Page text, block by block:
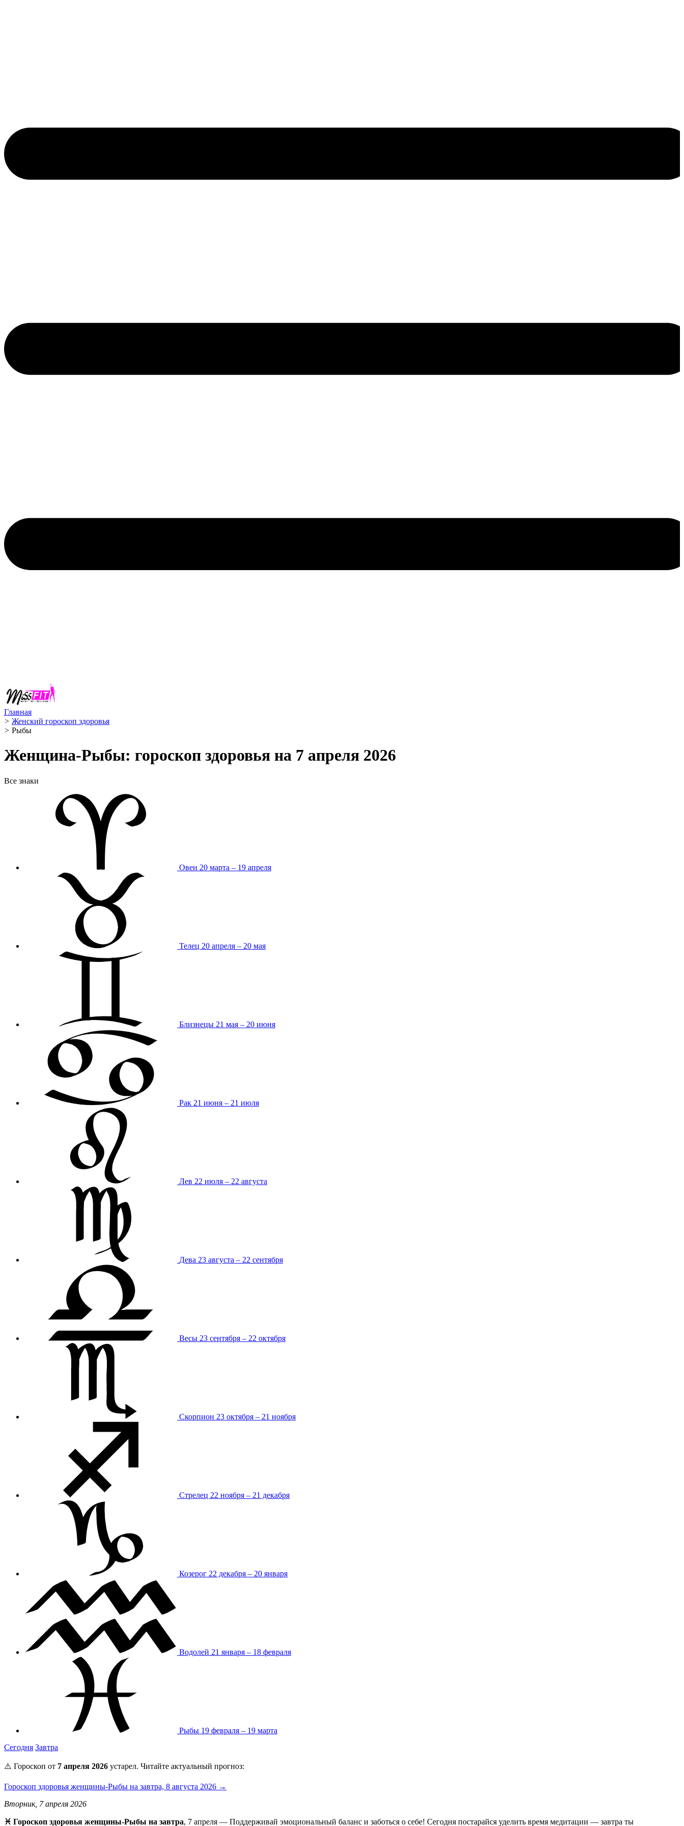
Главная
> Женский гороскоп здоровья
> Рыбы ️
Женщина-Рыбы: гороскоп здоровья на 7 апреля 2026
Все знаки
Овен 20 марта – 19 апреля
Телец 20 апреля – 20 мая
Близнецы 21 мая – 20 июня
Рак 21 июня – 21 июля
Лев 22 июля – 22 августа
Дева 23 августа – 22 сентября
Весы 23 сентября – 22 октября
Скорпион 23 октября – 21 ноября
Стрелец 22 ноября – 21 декабря
Козерог 22 декабря – 20 января
Водолей 21 января – 18 февраля
Рыбы 19 февраля – 19 марта
Сегодня Завтра
⚠️ Гороскоп от 7 апреля 2026 устарел. Читайте актуальный прогноз:
Гороскоп здоровья женщины-Рыбы на завтра, 8 августа 2026 →
Вторник, 7 апреля 2026
♓️ Гороскоп здоровья женщины-Рыбы на завтра, 7 апреля — Поддерживай эмоциональный баланс и заботься о себе! Сегодня постарайся уделить время медитации — завтра ты